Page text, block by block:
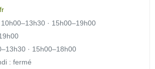
· 15h00–19h00
· 15h00–18h00
: fermé